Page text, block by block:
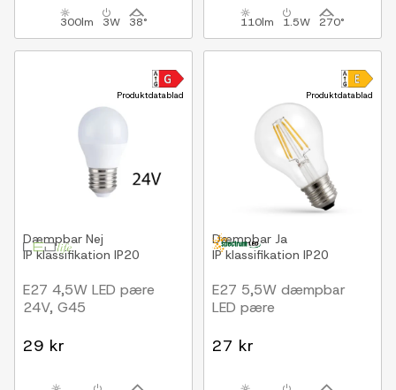
300lm 3W 38° 110lm 1.5W 270°
Produktdatablad
Dæmpbar Nej
IP klassifikation IP20
E27 4,5W LED pære
24V, G45
29 kr
Produktdatablad
Dæmpbar Ja
IP klassifikation IP20
E27 5,5W dæmpbar
LED pære
27 kr